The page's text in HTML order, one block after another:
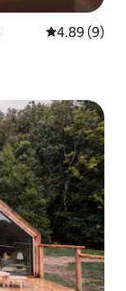
レビュー9件
4.89 (9)